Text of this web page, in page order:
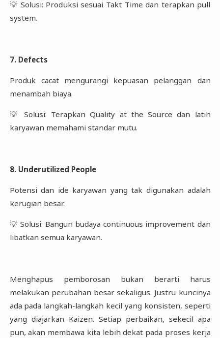
💡 Solusi: Produksi sesuai Takt Time dan terapkan pull
system.
7. Defects
Produk cacat mengurangi kepuasan pelanggan dan
menambah biaya.
💡 Solusi: Terapkan Quality at the Source dan latih
karyawan memahami standar mutu.
8. Underutilized People
Potensi dan ide karyawan yang tak digunakan adalah
kerugian besar.
💡 Solusi: Bangun budaya continuous improvement dan
libatkan semua karyawan.
Menghapus pemborosan bukan berarti harus
melakukan perubahan besar sekaligus. Justru kuncinya
ada pada langkah-langkah kecil yang konsisten, seperti
yang diajarkan Kaizen. Setiap perbaikan, sekecil apa
pun, akan membawa kita lebih dekat pada proses kerja